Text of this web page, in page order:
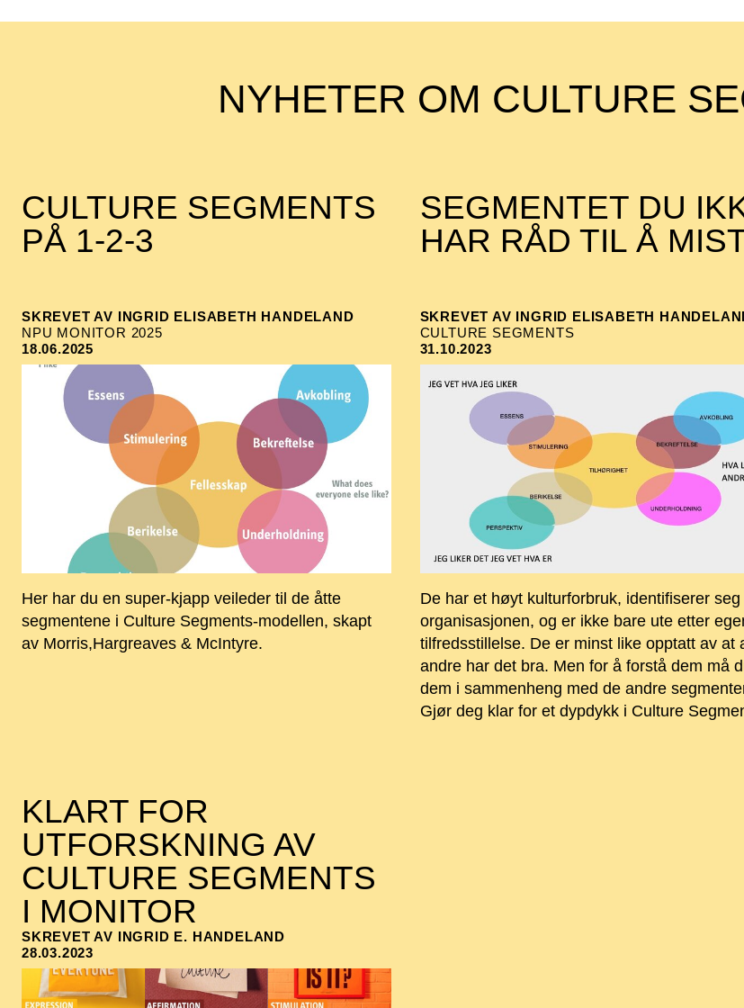
NYHETER OM CULTURE
CULTURE SEGMENTS
PÅ 1-2-3
SKREVET AV INGRID ELISABETH HANDELAND
NPU MONITOR 2025
18.06.2025
Her har du en super-kjapp veileder til de åtte
segmentene i Culture Segments-modellen, skapt
av Morris,Hargreaves & McIntyre.
SEGMENTET DU
HAR RÅD TIL Å
SKREVET AV INGRID ELISABETH
CULTURE SEGMENTS
31.10.2023
De har et høyt kulturforbruk, identifiserer seg
organisasjonen, og er ikke bare ute etter
tilfredsstillelse. De er minst like opptatt av at
andre har det bra. Men for å forstå dem må
dem i sammenheng med de andre
Gjør deg klar for et dypdykk i Culture
KLART FOR
UTFORSKNING AV
CULTURE SEGMENTS
I MONITOR
SKREVET AV INGRID E. HANDELAND
28.03.2023